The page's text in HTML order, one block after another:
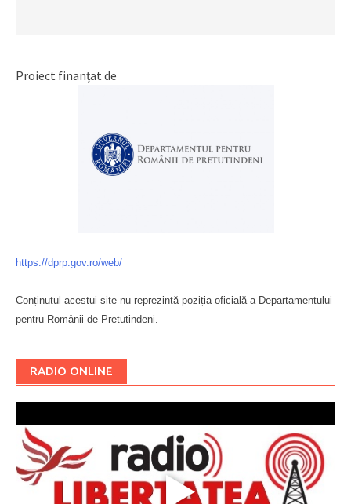
Proiect finanțat de
https://dprp.gov.ro/web/
Conținutul acestui site nu reprezintă poziția oficială a Departamentului
pentru Românii de Pretutindeni.
RADIO ONLINE